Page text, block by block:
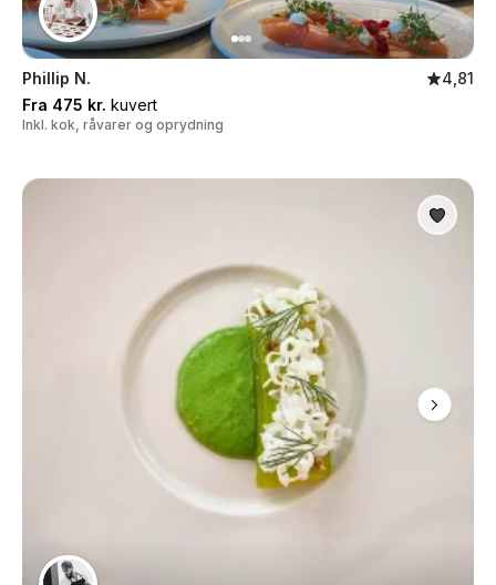
Phillip N.
4,81
Fra 475 kr. kuvert
Inkl. kok, råvarer og oprydning